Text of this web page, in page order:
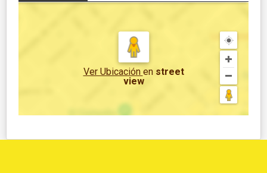
Ver Ubicación en street
view